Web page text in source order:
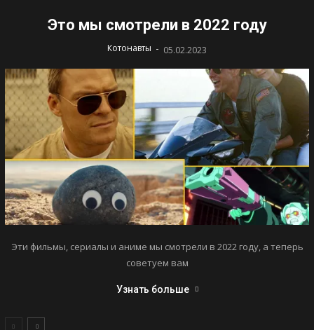
Это мы смотрели в 2022 году
Котонавты - 05.02.2023
Эти фильмы, сериалы и аниме мы смотрели в 2022 году, а теперь
советуем вам
Узнать больше